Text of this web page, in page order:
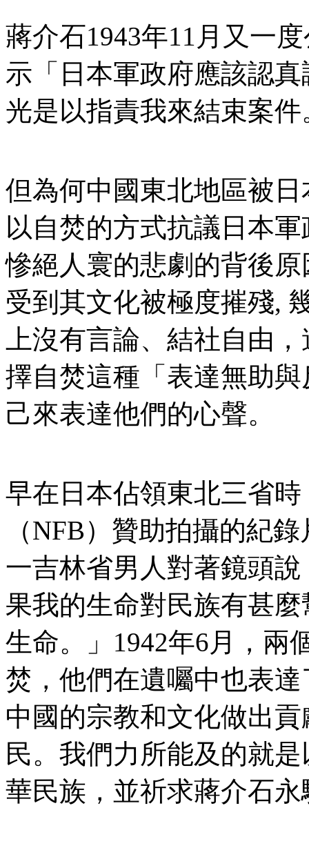
蔣介石1943年11月又一
示「日本軍政府應該認
光是以指責我來結束案件
但為何中國東北地區被
以自焚的方式抗議日本
慘絕人寰的悲劇的背後
受到其文化被極度摧殘,
上沒有言論、結社自由
擇自焚這種「表達無助
己來表達他們的心聲。
早在日本佔領東北三省
（NFB）贊助拍攝的紀
一吉林省男人對著鏡頭
果我的生命對民族有甚
生命。」1942年6月，兩
焚，他們在遺囑中也表
中國的宗教和文化做出
民。我們力所能及的就
華民族，並祈求蔣介石